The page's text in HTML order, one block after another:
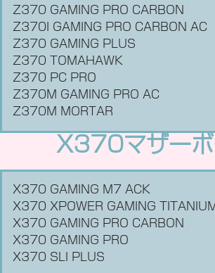
Z370 GAMING PRO CARBON
Z370I GAMING PRO CARBON AC
Z370 GAMING PLUS
Z370 TOMAHAWK
Z370 PC PRO
Z370M GAMING PRO AC
Z370M MORTAR
X370マザー
X370 GAMING M7 ACK
X370 XPOWER GAMING
X370 GAMING PRO CARBON
X370 GAMING PRO
X370 SLI PLUS